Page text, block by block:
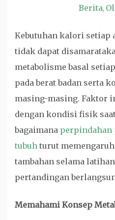
Berita,
Kebutuhan kalori setiap
tidak dapat
metabolisme basal
pada berat badan serta
masing-masing. Faktor
dengan kondisi fisik
bagaimana perpindahan
tubuh turut
tambahan selama
pertandingan
Memahami Konsep